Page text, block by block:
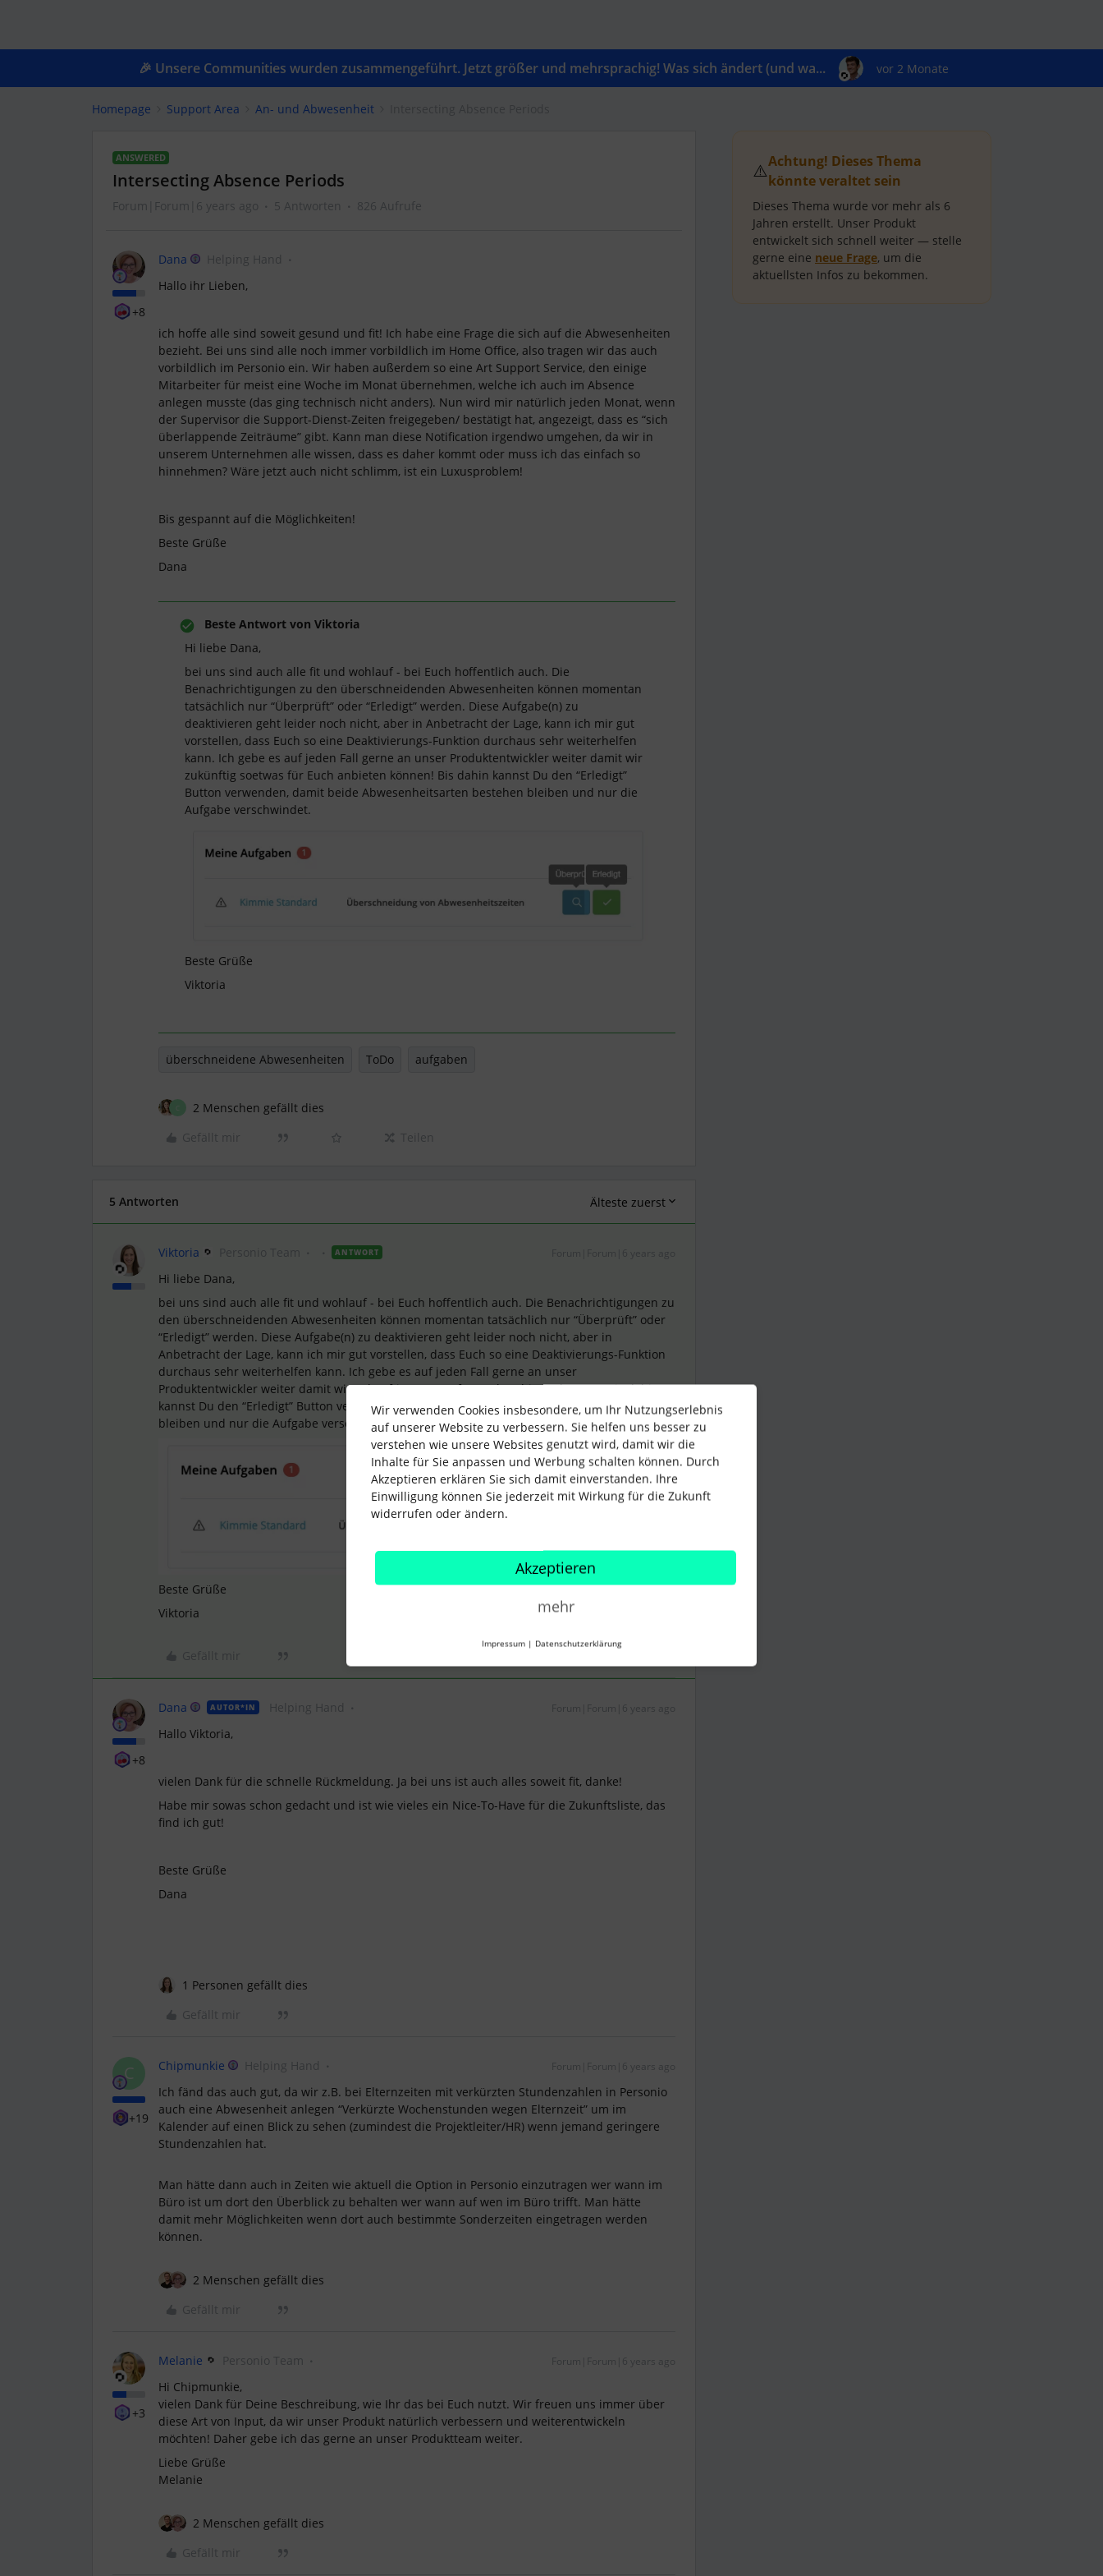
🎉 Unsere Communities wurden zusammengeführt. Jetzt größer und mehrsprachig! Was sich ändert (und wa... vor 2 Monate
Homepage Support Area An- und Abwesenheit
ANSWERED
Intersecting Absence Periods
Forum|Forum|6 years ago 5 Antworten 826 Aufrufe
+8
Dana
Helping Hand
Hallo ihr Lieben,
ich hoffe alle sind soweit gesund und fit! Ich habe eine Frage die sich auf die Abwesenheiten
bezieht. Bei uns sind alle noch immer vorbildlich im Home Office, also tragen wir das auch
vorbildlich im Personio ein. Wir haben außerdem so eine Art Support Service, den einige
Mitarbeiter für meist eine Woche im Monat übernehmen, welche ich auch im Absence
anlegen musste (das ging technisch nicht anders). Nun wird mir natürlich jeden Monat, wenn
der Supervisor die Support-Dienst-Zeiten freigegeben/ bestätigt hat, angezeigt, dass es “sich
überlappende Zeiträume” gibt. Kann man diese Notification irgendwo umgehen, da wir in
unserem Unternehmen alle wissen, dass es daher kommt oder muss ich das einfach so
hinnehmen? Wäre jetzt auch nicht schlimm, ist ein Luxusproblem!
Bis gespannt auf die Möglichkeiten!
Beste Grüße
Dana
Beste Antwort von Viktoria
Hi liebe Dana,
bei uns sind auch alle fit und wohlauf - bei Euch hoffentlich auch. Die
Benachrichtigungen zu den überschneidenden Abwesenheiten können momentan
tatsächlich nur “Überprüft” oder “Erledigt” werden. Diese Aufgabe(n) zu
deaktivieren geht leider noch nicht, aber in Anbetracht der Lage, kann ich mir gut
vorstellen, dass Euch so eine Deaktivierungs-Funktion durchaus sehr weiterhelfen
kann. Ich gebe es auf jeden Fall gerne an unser Produktentwickler weiter damit wir
zukünftig soetwas für Euch anbieten können! Bis dahin kannst Du den “Erledigt”
Button verwenden, damit beide Abwesenheitsarten bestehen bleiben und nur die
Aufgabe verschwindet.
Beste Grüße
Viktoria
überschneidene Abwesenheiten ToDo aufgaben
2 Menschen gefällt dies
Gefällt mir
Teilen
5 Antworten Älteste zuerst
Viktoria ANTWORT
Hi liebe Dana,
bei uns sind auch alle fit und wohlauf - bei Euch hoffentlich auch. Die Benachrichtigungen zu
den überschneidenden Abwesenheiten können momentan tatsächlich nur “Überprüft” oder
“Erledigt” werden. Diese Aufgabe(n) zu deaktivieren geht leider noch nicht, aber in
Anbetracht der Lage, kann ich mir gut vorstellen, dass Euch so eine Deaktivierungs-Funktion
durchaus sehr weiterhelfen kann. Ich gebe es auf jeden Fall gerne an unser
Produktentwickler weiter damit wir zukünftig soetwas für Euch anbieten können! Bis dahin
kannst Du den “Erledigt” Button verwenden, damit beide Abwesenheitsarten bestehen
bleiben und nur die Aufgabe verschwindet.
Beste Grüße
Viktoria
+8
Dana AUTOR*IN Helping Hand Forum|Forum|6 years ago
Hallo Viktoria,
vielen Dank für die schnelle Rückmeldung. Ja bei uns ist auch alles soweit fit, danke!
Habe mir sowas schon gedacht und ist wie vieles ein Nice-To-Have für die Zukunftsliste, das
find ich gut!
Beste Grüße
Dana
1 Personen gefällt dies
Gefällt mir
C
+19
Chipmunkie Helping Hand Forum|Forum|6 years ago
Ich fänd das auch gut, da wir z.B. bei Elternzeiten mit verkürzten Stundenzahlen in Personio
auch eine Abwesenheit anlegen “Verkürzte Wochenstunden wegen Elternzeit” um im
Kalender auf einen Blick zu sehen (zumindest die Projektleiter/HR) wenn jemand geringere
Stundenzahlen hat.
Man hätte dann auch in Zeiten wie aktuell die Option in Personio einzutragen wer wann im
Büro ist um dort den Überblick zu behalten wer wann auf wen im Büro trifft. Man hätte
damit mehr Möglichkeiten wenn dort auch bestimmte Sonderzeiten eingetragen werden
können.
2 Menschen gefällt dies
Gefällt mir
+3
Melanie Personio Team Forum|Forum|6 years ago
Hi Chipmunkie,
vielen Dank für Deine Beschreibung, wie Ihr das bei Euch nutzt. Wir freuen uns immer über
diese Art von Input, da wir unser Produkt natürlich verbessern und weiterentwickeln
möchten! Daher gebe ich das gerne an unser Produktteam weiter.
Liebe Grüße
Melanie
2 Menschen gefällt dies
Gefällt mir
⚠️Achtung! Dieses Thema
könnte veraltet sein
Dieses Thema wurde vor mehr als 6
Jahren erstellt. Unser Produkt
entwickelt sich schnell weiter — stelle
gerne eine neue Frage, um die
aktuellsten Infos zu bekommen.
Wir verwenden Cookies insbesondere, um Ihr Nutzungserlebnis
auf unserer Website zu verbessern. Sie helfen uns besser zu
verstehen wie unsere Websites genutzt wird, damit wir die
Inhalte für Sie anpassen und Werbung schalten können. Durch
Akzeptieren erklären Sie sich damit einverstanden. Ihre
Einwilligung können Sie jederzeit mit Wirkung für die Zukunft
widerrufen oder ändern.
Akzeptieren
mehr
Impressum | Datenschutzerklärung